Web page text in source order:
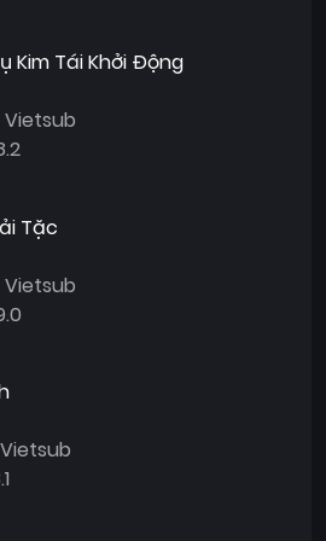
Kim Tái Khởi Động
Vietsub
Tặc
Vietsub